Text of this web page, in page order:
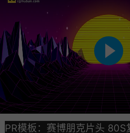
PR模板：赛博朋克片头 80S